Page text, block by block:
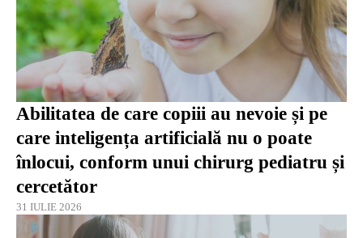
Abilitatea de care copiii au nevoie și pe
care inteligența artificială nu o poate
înlocui, conform unui chirurg pediatru și
cercetător
31 IULIE 2026